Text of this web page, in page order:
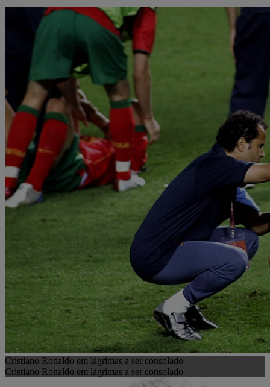
Cristiano Ronaldo em lágrimas a ser consolado
Cristiano Ronaldo em lágrimas a ser consolado